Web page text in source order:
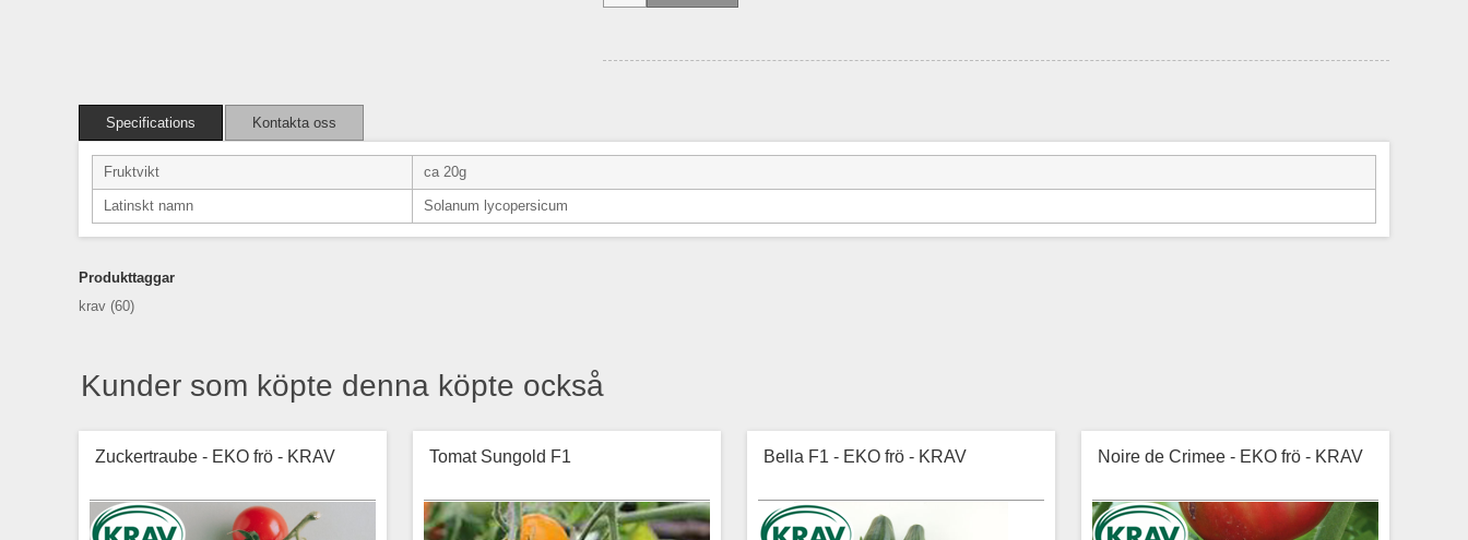
Specifications Kontakta oss
Fruktvikt ca 20g
Latinskt namn Solanum lycopersicum
Produkttaggar
krav (60)
Kunder som köpte denna köpte också
Zuckertraube - EKO frö - KRAV Tomat Sungold F1 Bella F1 - EKO frö - KRAV Noire de Crimee - EKO frö - KRAV